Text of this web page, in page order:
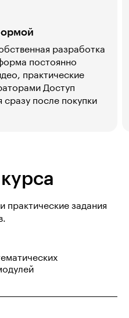
разработка
постоянно
практические
Доступ
сразу после покупки
практические задания